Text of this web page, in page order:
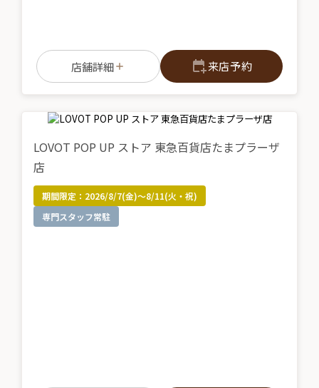
店舗詳細 来店予約
LOVOT POP UP ストア 東急百貨店たまプラーザ
店
期間限定： 2026/8/7(金)～8/11(火・祝)
専門スタッフ常駐